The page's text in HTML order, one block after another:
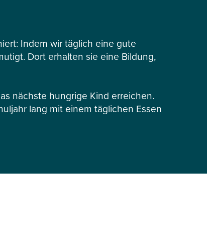
Indem wir täglich eine gute
Dort erhalten sie eine Bildung,
nächste hungrige Kind erreichen.
lang mit einem täglichen Essen